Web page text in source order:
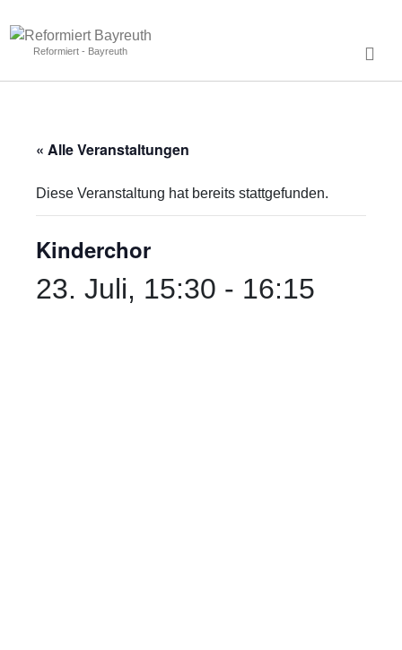
Reformiert - Bayreuth
« Alle Veranstaltungen
Diese Veranstaltung hat bereits stattgefunden.
Kinderchor
23. Juli, 15:30 - 16:15